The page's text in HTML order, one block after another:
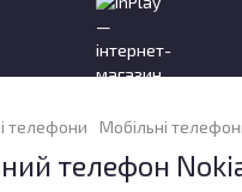
телефони Мобільні
телефон